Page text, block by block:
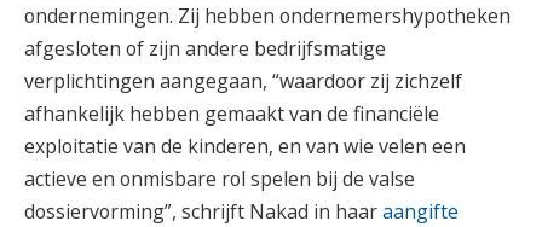
ondernemingen. Zij hebben ondernemershypotheken
afgesloten of zijn andere bedrijfsmatige
verplichtingen aangegaan, “waardoor zij zichzelf
afhankelijk hebben gemaakt van de financiële
exploitatie van de kinderen, en van wie velen een
actieve en onmisbare rol spelen bij de valse
dossiervorming”, schrijft Nakad in haaraangifte